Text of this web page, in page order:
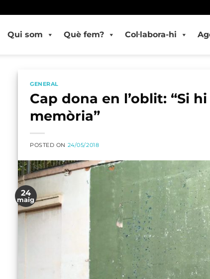
Qui som Què fem? Col·labora-hi
GENERAL
Cap dona en l’oblit: “Si
memòria”
POSTED ON 24/05/2018
24
maig